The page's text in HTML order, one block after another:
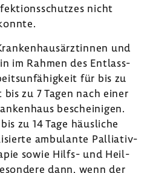
nicht
und
im Rahmen des Entlass­
für bis zu
zu 7 Tagen nach einer
beschei­nigen.
zu 14 Tage häus­liche
ambu­lante Pallia­tiv­
sowie Hilfs- und Heil­
dann, wenn der